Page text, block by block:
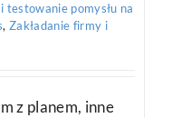
testowanie pomysłu na
, Zakładanie firmy i
z planem, inne